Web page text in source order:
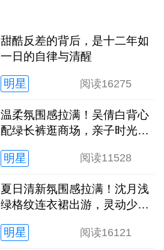
甜酷反差的背后，是十二年如
一日的自律与清醒
明星 阅读16275
温柔氛围感拉满！吴倩白背心
配绿长裤逛商场，亲子时光松
明星
阅读11528
夏日清新氛围感拉满！沈月浅
绿格纹连衣裙出游，灵动少女
明星
阅读16121